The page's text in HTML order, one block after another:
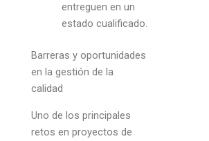
entreguen en un
estado cualificado.
Barreras y oportunidades
en la gestión de la
calidad
Uno de los principales
retos en proyectos de